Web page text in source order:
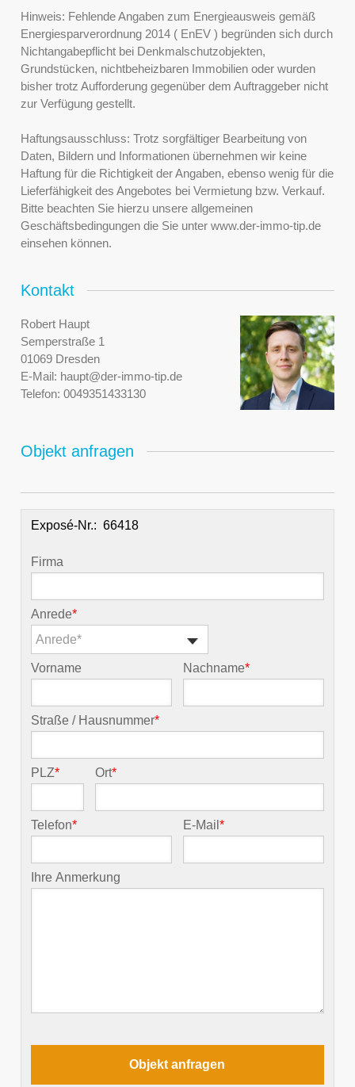
Hinweis: Fehlende Angaben zum Energieausweis gemäß
Energiesparverordnung 2014 ( EnEV ) begründen sich durch
Nichtangabepflicht bei Denkmalschutzobjekten,
Grundstücken, nichtbeheizbaren Immobilien oder wurden
bisher trotz Aufforderung gegenüber dem Auftraggeber nicht
zur Verfügung gestellt.
Haftungsausschluss: Trotz sorgfältiger Bearbeitung von
Daten, Bildern und Informationen übernehmen wir keine
Haftung für die Richtigkeit der Angaben, ebenso wenig für die
Lieferfähigkeit des Angebotes bei Vermietung bzw. Verkauf.
Bitte beachten Sie hierzu unsere allgemeinen
Geschäftsbedingungen die Sie unter www.der-immo-tip.de
einsehen können.
Kontakt
Robert Haupt
Semperstraße 1
01069 Dresden
E-Mail: haupt@der-immo-tip.de
Telefon: 0049351433130
Objekt anfragen
Exposé-Nr.:
Firma
Anrede*
Anrede*
Vorname Nachname*
Straße / Hausnummer*
PLZ* Ort*
Telefon* E-Mail*
Ihre Anmerkung